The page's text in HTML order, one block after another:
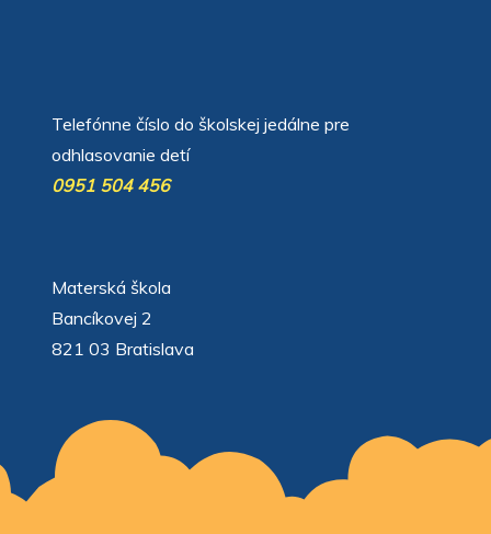
Telefónne číslo do školskej jedálne pre
odhlasovanie detí
0951 504 456
Materská škola
Bancíkovej 2
821 03 Bratislava